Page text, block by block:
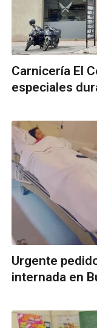
Carnicería El
especiales
Urgente
internada en